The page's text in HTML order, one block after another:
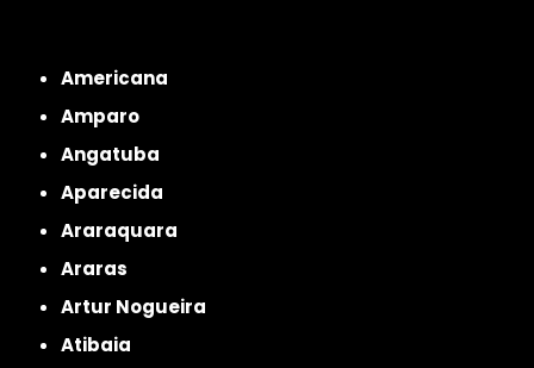
Americana
Amparo
Angatuba
Aparecida
Araraquara
Araras
Artur Nogueira
Atibaia